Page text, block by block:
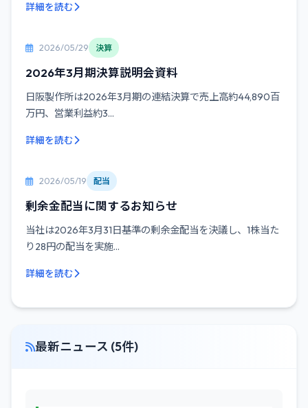
詳細を読む
2026/05/29 決算
2026年3月期決算説明会資料
日阪製作所は2026年3月期の連結決算で売上高約44,890百
万円、営業利益約3...
詳細を読む
2026/05/19 配当
剰余金配当に関するお知らせ
当社は2026年3月31日基準の剰余金配当を決議し、1株当た
り28円の配当を実施...
詳細を読む
最新ニュース (5件)